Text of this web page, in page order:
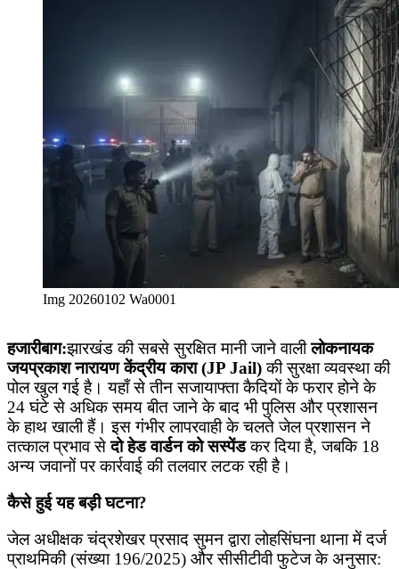
Img 20260102 Wa0001
हजारीबाग:झारखंड की सबसे सुरक्षित मानी जाने वालीलोकनायक
जयप्रकाश नारायण केंद्रीय कारा (JP Jail)की सुरक्षा व्यवस्था की
पोल खुल गई है। यहाँ से तीन सजायाफ्ता कैदियों के फरार होने के
24 घंटे से अधिक समय बीत जाने के बाद भी पुलिस और प्रशासन
के हाथ खाली हैं। इस गंभीर लापरवाही के चलते जेल प्रशासन ने
तत्काल प्रभाव सेदो हेड वार्डन को सस्पेंडकर दिया है, जबकि 18
अन्य जवानों पर कार्रवाई की तलवार लटक रही है।
कैसे हुई यह बड़ी घटना?
जेल अधीक्षक चंद्रशेखर प्रसाद सुमन द्वारा लोहसिंघना थाना में दर्ज
प्राथमिकी (संख्या 196/2025) और सीसीटीवी फुटेज के अनुसार: